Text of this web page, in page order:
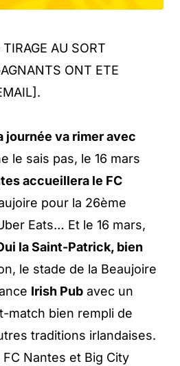
AU SORT
ONT ETE
journée va rimer avec
le sais pas, le 16 mars
accueillera le FC
pour la 26ème
Eats… Et le 16 mars,
la Saint-Patrick, bien
le stade de la Beaujoire
Irish Pub avec un
match bien rempli de
traditions irlandaises.
Nantes et Big City